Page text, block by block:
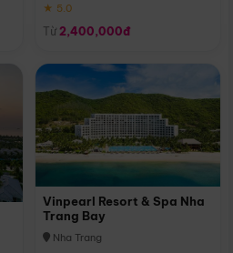
★ 5.0
Từ 2,400,000đ
Vinpearl Resort & Spa Nha
Trang Bay
Nha Trang